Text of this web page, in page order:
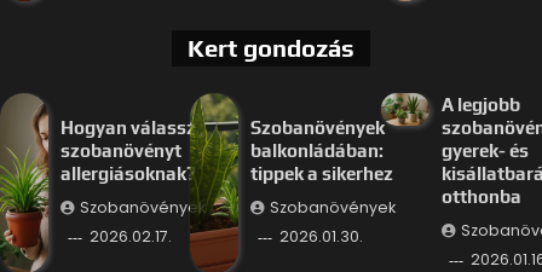
Kert gondozás
Hogyan válassz
szobanövényt
allergiásoknak?
Szobanövények
2026.02.17.
Szobanövények
balkonládában:
tippek a sikerhez
Szobanövények
2026.01.30.
A legjobb
gyerek- és
otthonba